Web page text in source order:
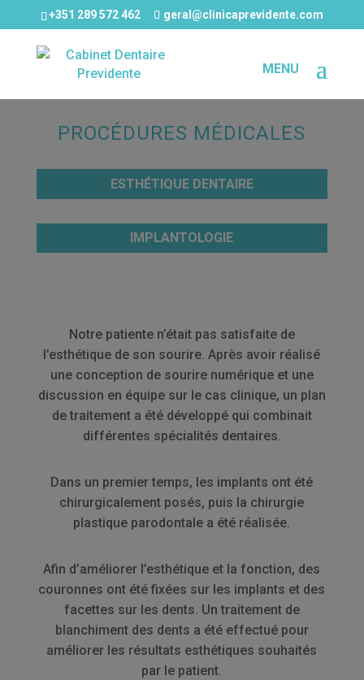
+351 289 572 462 geral@clinicaprevidente.com
PROCÉDURES MÉDICALES
ESTHÉTIQUE DENTAIRE
IMPLANTOLOGIE
Notre patiente n’était pas satisfaite de
l’esthétique de son sourire. Après avoir réalisé
une conception de sourire numérique et une
discussion en équipe sur le cas clinique, un plan
de traitement a été développé qui combinait
différentes spécialités dentaires.
Dans un premier temps, les implants ont été
chirurgicalement posés, puis la chirurgie
plastique parodontale a été réalisée.
Afin d’améliorer l’esthétique et la fonction, des
couronnes ont été fixées sur les implants et des
facettes sur les dents. Un traitement de
blanchiment des dents a été effectué pour
améliorer les résultats esthétiques souhaités
par le patient.